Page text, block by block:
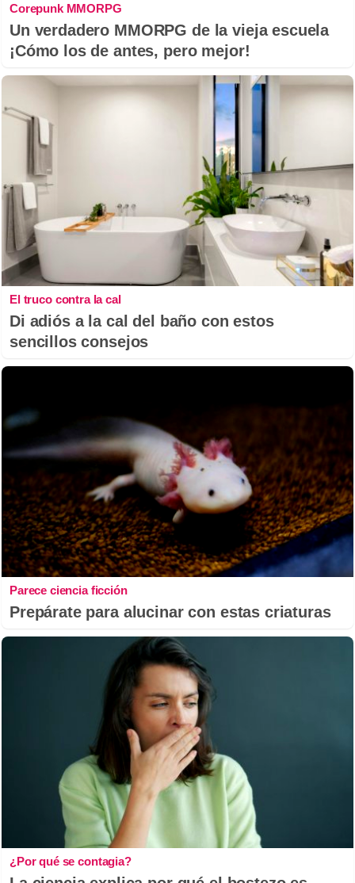
Corepunk MMORPG
Un verdadero MMORPG de la vieja escuela
¡Cómo los de antes, pero mejor!
El truco contra la cal
Di adiós a la cal del baño con estos
sencillos consejos
Parece ciencia ficción
Prepárate para alucinar con estas criaturas
¿Por qué se contagia?